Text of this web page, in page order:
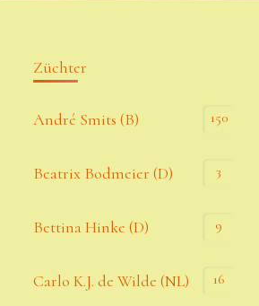
Züchter
André Smits (B) 150
Beatrix Bodmeier (D) 3
Bettina Hinke (D) 9
Carlo K.J. de Wilde (NL) 16